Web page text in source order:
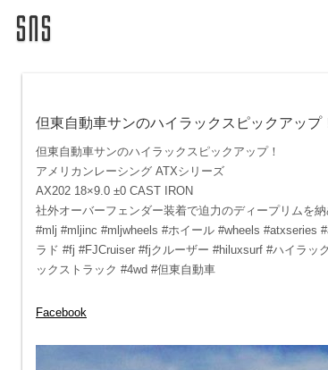
但東自動車サンのハイラックスピックアップ
但東自動車サンのハイラックスピックアップ！
アメリカンレーシング ATXシリーズ
AX202 18×9.0 ±0 CAST IRON
社外オーバーフェンダー装着で迫力のディープリムを
#mlj #mljinc #mljwheels #ホイール #wheels #atxseries
ラド #fj #FJCruiser #fjクルーザー #hiluxsurf #ハイラッ
ックストラック #4wd #但東自動車
Facebook